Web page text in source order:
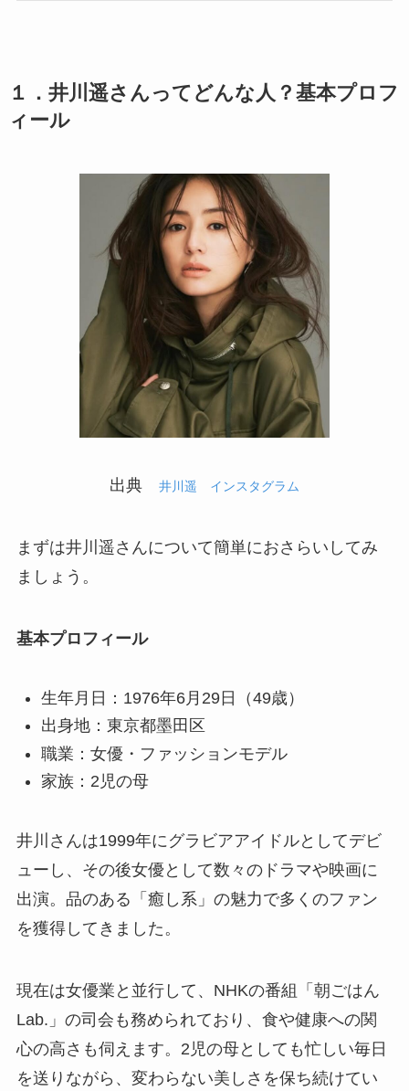
１．井川遥さんってどんな人？基本プロフ
ィール
出典 井川遥 インスタグラム
まずは井川遥さんについて簡単におさらいしてみ
ましょう。
基本プロフィール
生年月日：1976年6月29日（49歳）
出身地：東京都墨田区
職業：女優・ファッションモデル
家族：2児の母
井川さんは1999年にグラビアアイドルとしてデビ
ューし、その後女優として数々のドラマや映画に
出演。品のある「癒し系」の魅力で多くのファン
を獲得してきました。
現在は女優業と並行して、NHKの番組「朝ごはん
Lab.」の司会も務められており、食や健康への関
心の高さも伺えます。2児の母としても忙しい毎日
を送りながら、変わらない美しさを保ち続けてい